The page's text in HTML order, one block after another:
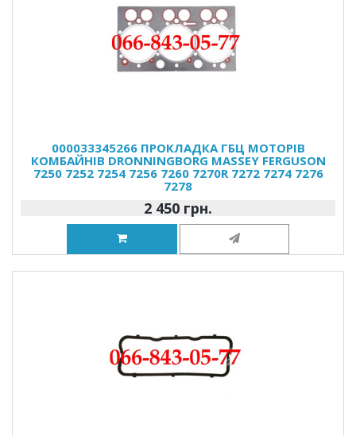
000033345266 ПРОКЛАДКА ГБЦ МОТОРІВ
КОМБАЙНІВ DRONNINGBORG MASSEY FERGUSON
7250 7252 7254 7256 7260 7270R 7272 7274 7276
7278
2 450 грн.